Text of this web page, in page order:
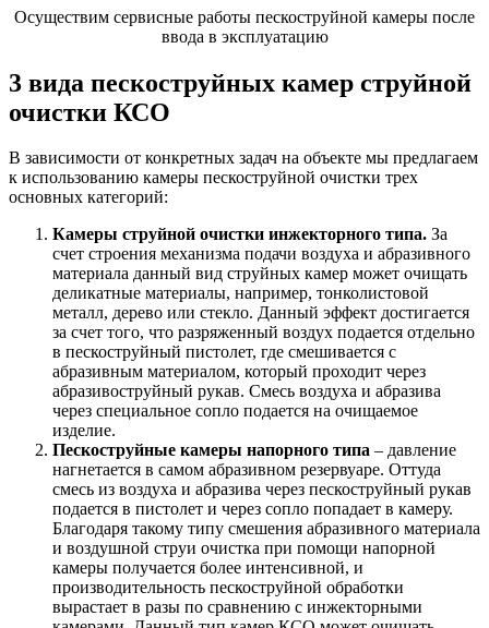
Осуществим сервисные работы пескоструйной камеры после
ввода в эксплуатацию
3 вида пескоструйных камер струйной
очистки КСО
В зависимости от конкретных задач на объекте мы предлагаем
к использованию камеры пескоструйной очистки трех
основных категорий:
Камеры струйной очистки инжекторного типа. За
счет строения механизма подачи воздуха и абразивного
материала данный вид струйных камер может очищать
деликатные материалы, например, тонколистовой
металл, дерево или стекло. Данный эффект достигается
за счет того, что разряженный воздух подается отдельно
в пескоструйный пистолет, где смешивается с
абразивным материалом, который проходит через
абразивоструйный рукав. Смесь воздуха и абразива
через специальное сопло подается на очищаемое
изделие.
Пескоструйные камеры напорного типа – давление
нагнетается в самом абразивном резервуаре. Оттуда
смесь из воздуха и абразива через пескоструйный рукав
подается в пистолет и через сопло попадает в камеру.
Благодаря такому типу смешения абразивного материала
и воздушной струи очистка при помощи напорной
камеры получается более интенсивной, и
производительность пескоструйной обработки
вырастает в разы по сравнению с инжекторными